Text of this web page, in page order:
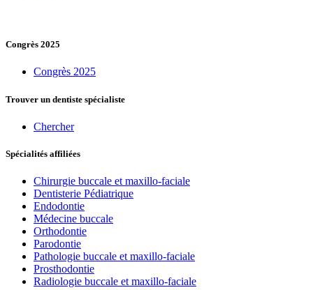
Congrès 2025
Congrès 2025
Trouver un dentiste spécialiste
Chercher
Spécialités affiliées
Chirurgie buccale et maxillo-faciale
Dentisterie Pédiatrique
Endodontie
Médecine buccale
Orthodontie
Parodontie
Pathologie buccale et maxillo-faciale
Prosthodontie
Radiologie buccale et maxillo-faciale